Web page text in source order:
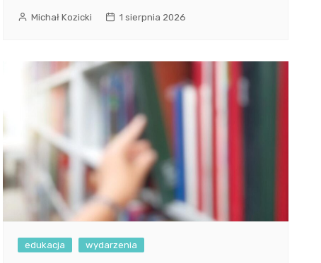
Michał Kozicki 1 sierpnia 2026
edukacja wydarzenia